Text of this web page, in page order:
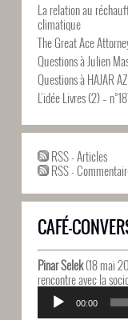
La relation au
climatique
The Great Ace
Questions à Julien
Questions à HAJAR
L’idée Livres (2) –
RSS - Articles
RSS -
CAFÉ-
Pinar Selek(18 mai
rencontre avec la
Lecteur
audio
00:00